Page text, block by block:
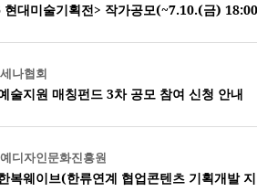
현대미술기획전> 작가공모(~7.10.(금)
나협회
술지원 매칭펀드 3차 공모 참여 신청 안내
디자인문화진흥원
복웨이브(한류연계 협업콘텐츠 기획개발